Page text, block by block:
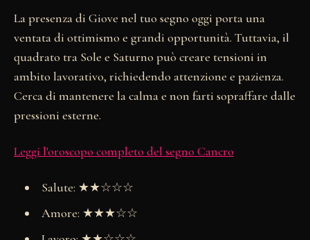
La presenza di Giove nel tuo segno oggi porta una
ventata di ottimismo e grandi opportunità. Tuttavia, il
quadrato tra Sole e Saturno può creare tensioni in
ambito lavorativo, richiedendo attenzione e pazienza.
Cerca di mantenere la calma e non farti sopraffare dalle
pressioni esterne.
Leggi l'oroscopo completo del segno Cancro
Salute: ★★☆☆☆
Amore: ★★★☆☆